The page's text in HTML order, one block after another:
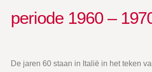
periode 1960 –
De jaren 60 staan in Italië in het teken